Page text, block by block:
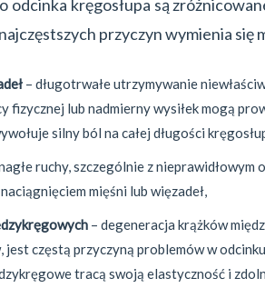
odcinka kręgosłupa są
przyczyn wymienia się
– długotrwałe utrzymywanie
fizycznej lub nadmierny wysiłek mogą
silny ból na całej długości
ruchy, szczególnie z nieprawidłowym
mięśni lub więzadeł,
– degeneracja krążków
częstą przyczyną problemów w
tracą swoją elastyczność i